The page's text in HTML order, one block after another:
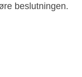
beslutningen.